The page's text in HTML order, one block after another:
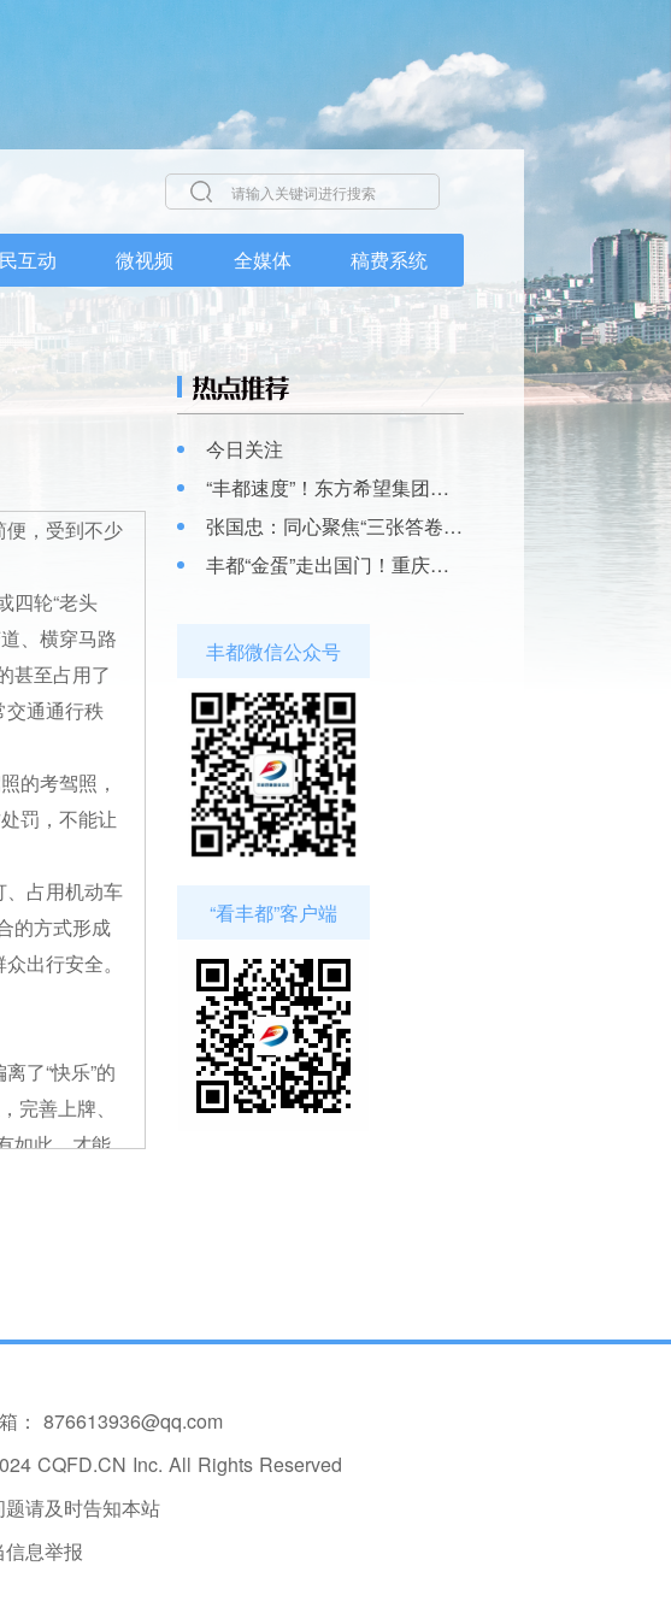
互动 微视频 全媒体 稿费系统
便，受到不少
四轮“老头
、横穿马路
甚至占用了
交通通行秩
的考驾照，
罚，不能让
、占用机动车
的方式形成
出行安全。
了“快乐”的
完善上牌、
如此，才能
今日关注
“丰都速度”！东方希望集团丰都钙基产业园一期项目建成投产~
张国忠：同心聚焦“三张答卷” 同题共答“丰都八问” 努力把丰都建设成为丰都人民喜欢的样子
丰都“金蛋”走出国门！重庆种蛋首次实现出口
丰都微信公众号
“看丰都”客户端
： 876613936@qq.com
CQFD.CN Inc. All Rights Reserved
请及时告知本站
息举报